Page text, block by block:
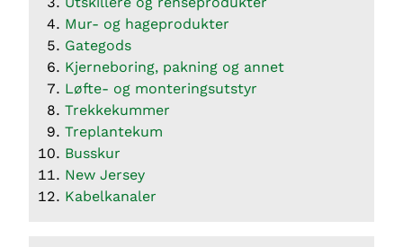
Mur- og hageprodukter
Gategods
Kjerneboring, pakning og annet
Løfte- og monteringsutstyr
Trekkekummer
Treplantekum
Busskur
New Jersey
Kabelkanaler